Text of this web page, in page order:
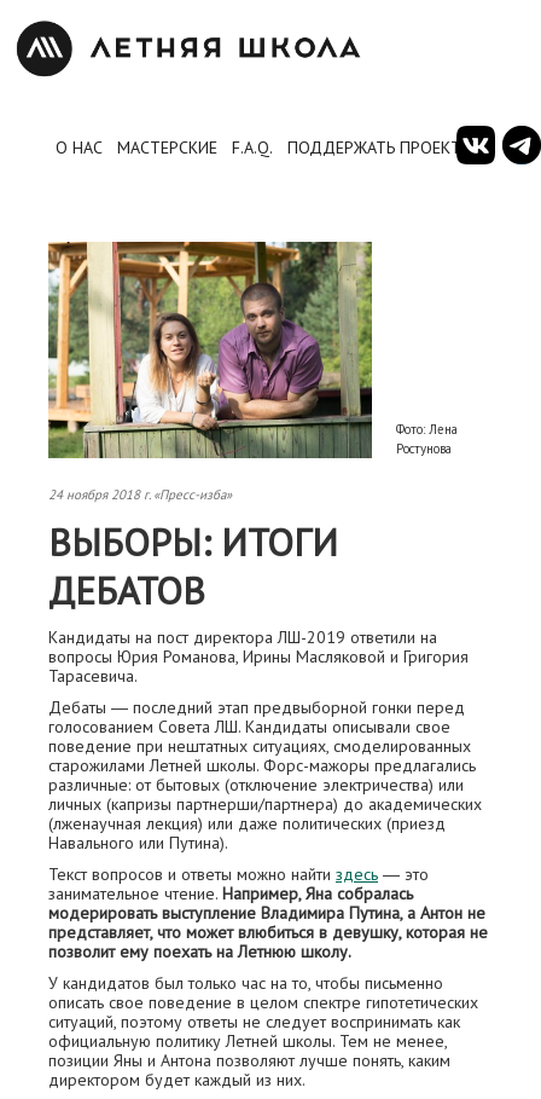
О НАС МАСТЕРСКИЕ F.A.Q. ПОДДЕРЖАТЬ ПРОЕКТ
Фото: Лена
Ростунова
24 ноября 2018 г. «Пресс-изба»
ВЫБОРЫ: ИТОГИ
ДЕБАТОВ
Кандидаты на пост директора ЛШ-2019 ответили на
вопросы Юрия Романова, Ирины Масляковой и Григория
Тарасевича.
Дебаты ― последний этап предвыборной гонки перед
голосованием Совета ЛШ. Кандидаты описывали свое
поведение при нештатных ситуациях, смоделированных
старожилами Летней школы. Форс-мажоры предлагались
различные: от бытовых (отключение электричества) или
личных (капризы партнерши/партнера) до академических
(лженаучная лекция) или даже политических (приезд
Навального или Путина).
Текст вопросов и ответы можно найти здесь ― это
занимательное чтение. Например, Яна собралась
модерировать выступление Владимира Путина, а Антон не
представляет, что может влюбиться в девушку, которая не
позволит ему поехать на Летнюю школу.
У кандидатов был только час на то, чтобы письменно
описать свое поведение в целом спектре гипотетических
ситуаций, поэтому ответы не следует воспринимать как
официальную политику Летней школы. Тем не менее,
позиции Яны и Антона позволяют лучше понять, каким
директором будет каждый из них.